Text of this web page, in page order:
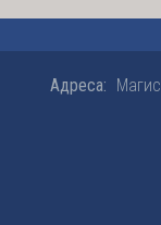
Адреса: